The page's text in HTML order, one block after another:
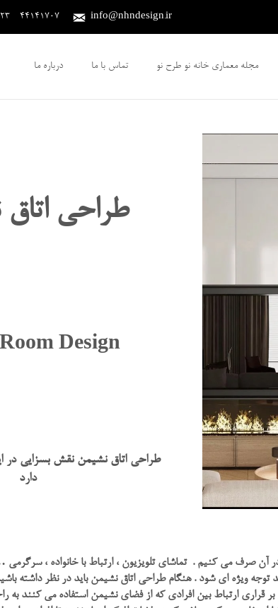
- 44141707 info@nhndesign.ir
مجله معماری خانه نو طرح نو تماس با ما درباره ما
طراحی
Design
طراحی اتاق نشیمن نقش بسزایی
دارد
آن صرف می کنیم . تماشای تلویزیون ، ارتباط با خانواده ، سرگرمی
توجه ویژه ای شود . هنگام طراحی اتاق نشیمن باید در نظر داشته
قراری ارتباط بین افرادی که از فضای نشیمن استفاده می کنند به